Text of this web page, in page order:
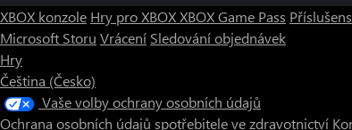
XBOX konzole Hry pro XBOXXBOX Game Pass
Microsoft Storu Vrácení Sledování objednávek
Hry
Čeština (Česko)
Vaše volby ochrany osobních údajů
Ochrana osobních údajů spotřebitele ve zdravotnictví